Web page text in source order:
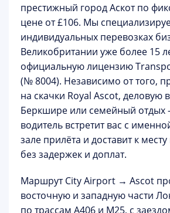
престижный город Аскот по
цене от £106. Мы
индивидуальных перевозках
Великобритании уже более 15
официальную лицензию
(№ 8004). Независимо от того,
на скачки Royal Ascot, деловую
Беркшире или семейный
водитель встретит вас с
зале прилёта и доставит к
без задержек и доплат.
Маршрут City Airport → Ascot
восточную и западную части
по трассам A406 и M25, с